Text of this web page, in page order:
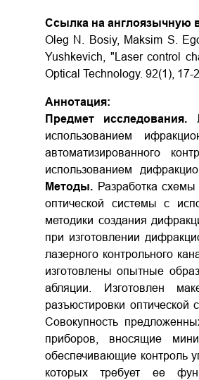
Ссылка на англоязычную
Oleg N. Bosiy, Maksim S.
Yushkevich, "Laser control
Optical Technology. 92(1), 17-
Аннотация:
Предмет исследования.
использованием
автоматизированного
использованием
Методы. Разработка
оптической системы с
методики создания
при изготовлении
лазерного контрольного
изготовлены опытные
абляции. Изготовлен
разъюстировки
Совокупность
приборов, вносящие
обеспечивающие контроль
которых требует ее